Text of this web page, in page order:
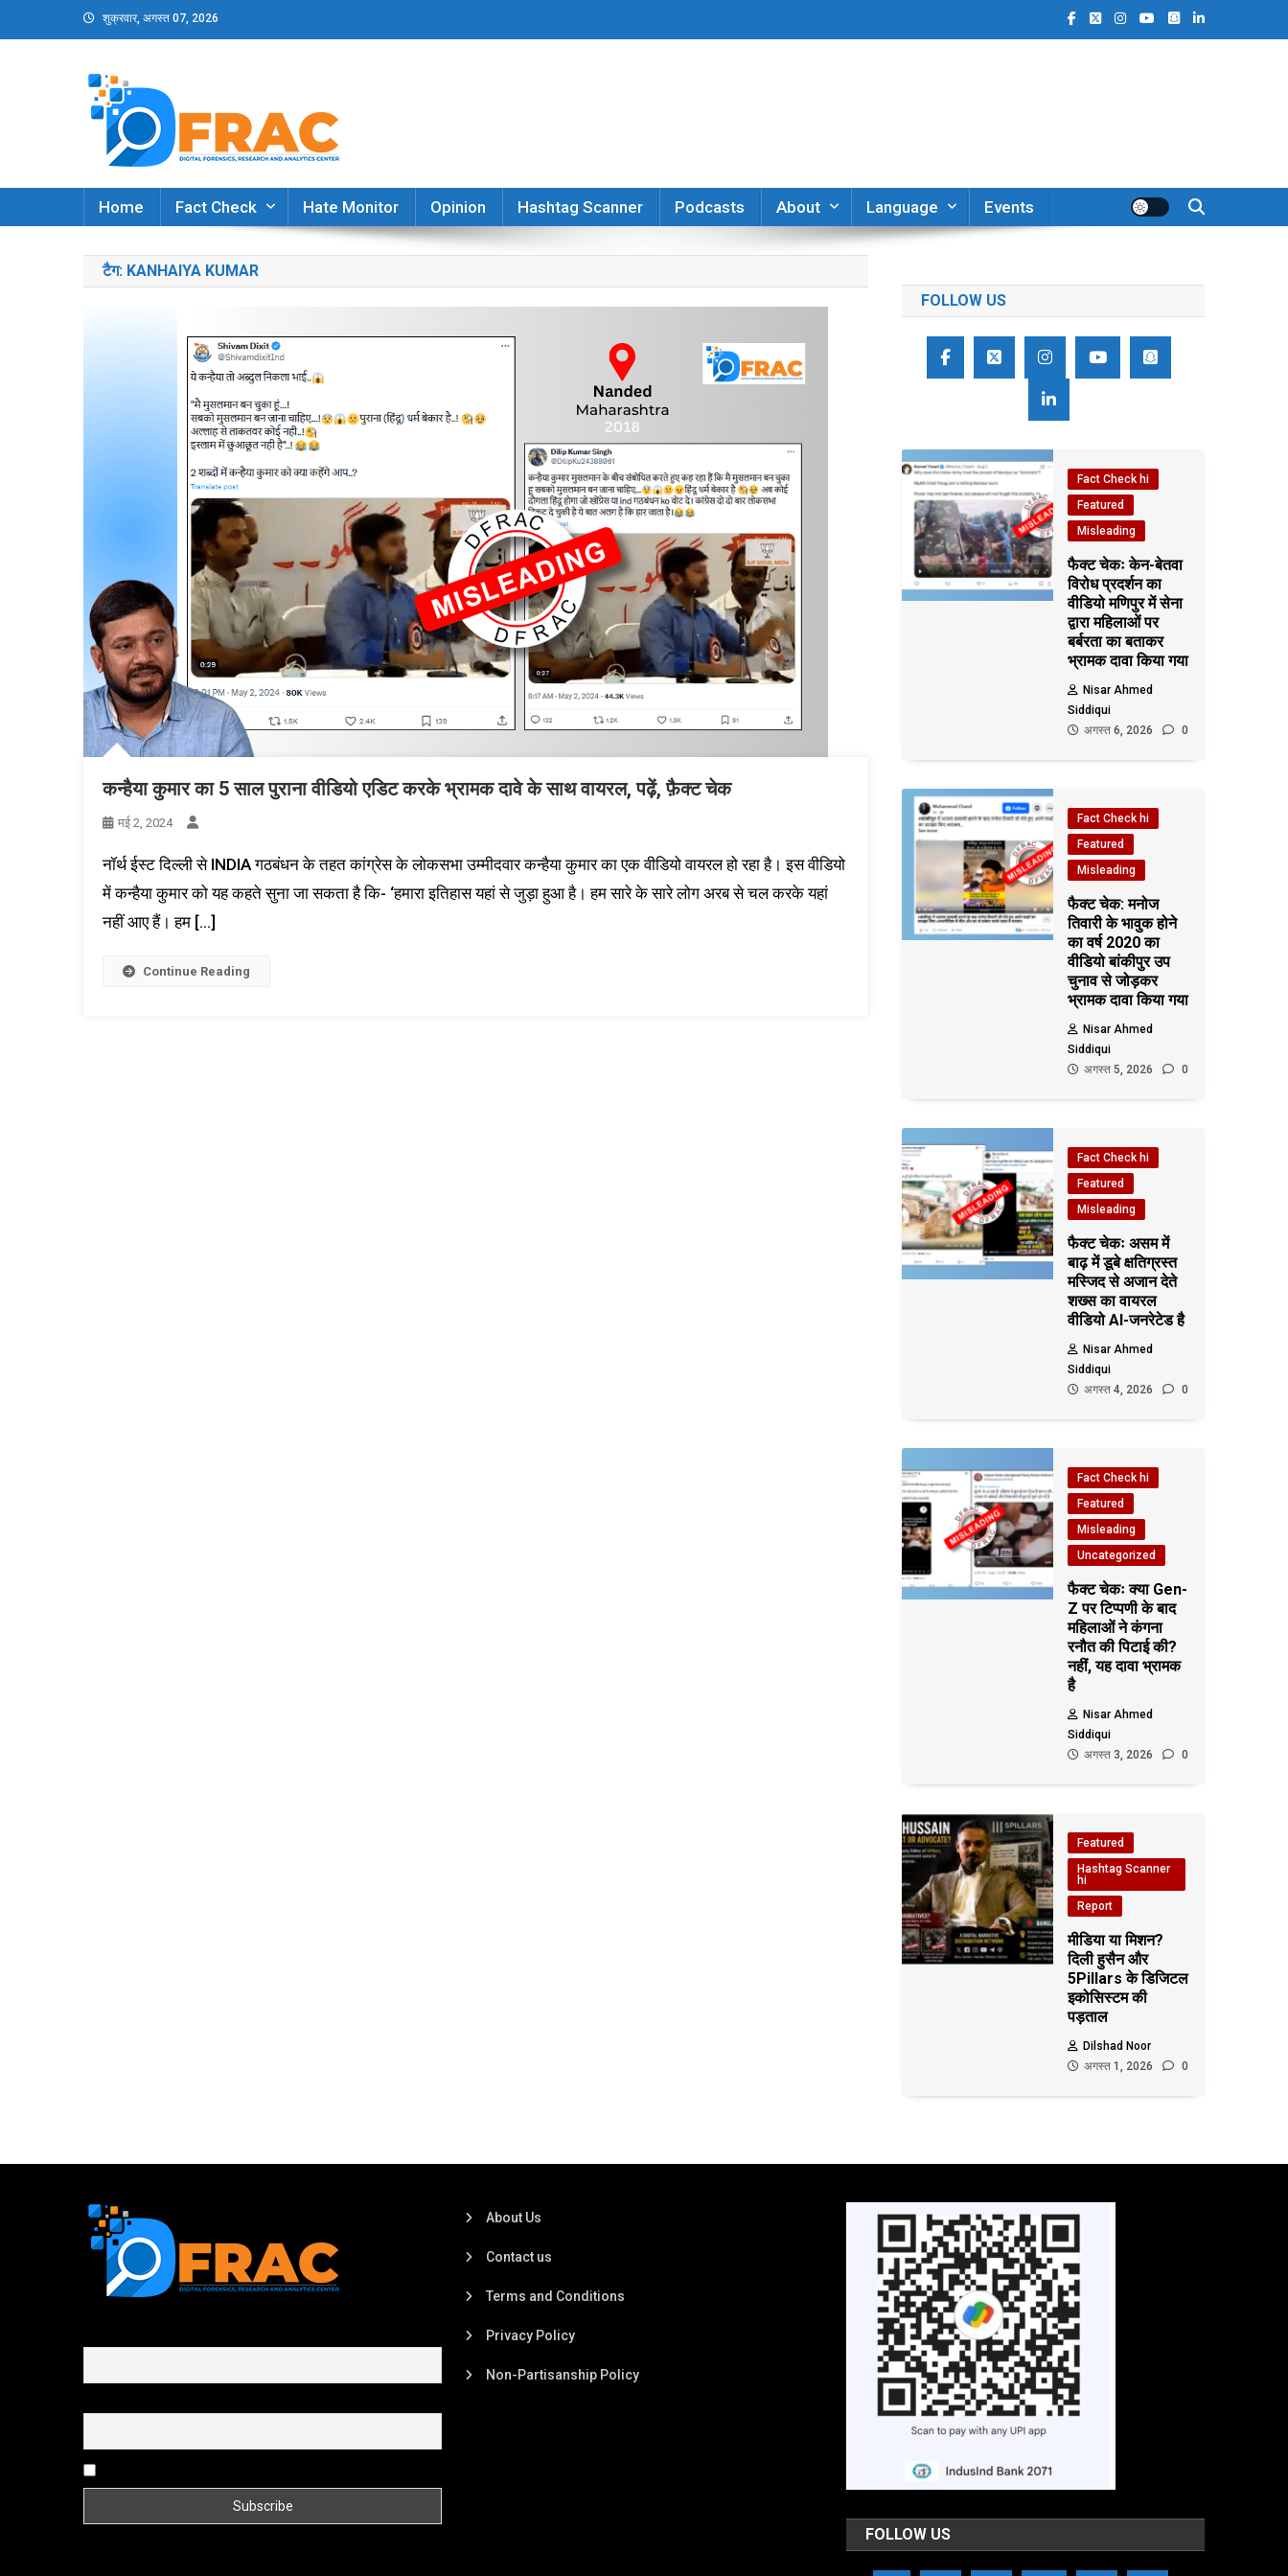
to
शुक्रवार, अगस्त 07, 2026
DFRAC_ORG
Digital Forensics, Research and Analytics Center
Home
Fact Check Hate Monitor Opinion Hashtag Scanner Podcasts About Language Events
टैग: KANHAIYA KUMAR
कन्हैया कुमार का 5 साल पुराना वीडियो एडिट करके भ्रामक दावे के साथ वायरल, पढ़ें, फ़ैक्ट चेक
मई 2, 2024
नॉर्थ ईस्ट दिल्ली से INDIA गठबंधन के तहत कांग्रेस के लोकसभा उम्मीदवार कन्हैया कुमार का एक वीडियो वायरल हो रहा है। इस वीडियो
में कन्हैया कुमार को यह कहते सुना जा सकता है कि- ‘हमारा इतिहास यहां से जुड़ा हुआ है। हम सारे के सारे लोग अरब से चल करके यहां
नहीं आए हैं। हम […]
Continue Reading
FOLLOW US
Fact Check hi
Featured
Misleading
फैक्ट चेकः केन-बेतवा
विरोध प्रदर्शन का
वीडियो मणिपुर में सेना
द्वारा महिलाओं पर
बर्बरता का बताकर
भ्रामक दावा किया गया
Nisar Ahmed
Siddiqui
अगस्त 6, 2026
0
Fact Check hi
Featured
Misleading
फैक्ट चेक: मनोज
तिवारी के भावुक होने
का वर्ष 2020 का
वीडियो बांकीपुर उप
चुनाव से जोड़कर
भ्रामक दावा किया गया
Nisar Ahmed
Siddiqui
अगस्त 5, 2026
0
Fact Check hi
Featured
Misleading
फैक्ट चेकः असम में
बाढ़ में डूबे क्षतिग्रस्त
मस्जिद से अजान देते
शख्स का वायरल
वीडियो AI-जनरेटेड है
Nisar Ahmed
Siddiqui
अगस्त 4, 2026
0
Fact Check hi
Featured
Misleading
Uncategorized
फैक्ट चेकः क्या Gen-
Z पर टिप्पणी के बाद
महिलाओं ने कंगना
रनौत की पिटाई की?
नहीं, यह दावा भ्रामक
है
Nisar Ahmed
Siddiqui
अगस्त 3, 2026
0
Featured
Hashtag Scanner
hi
Report
मीडिया या मिशन?
दिली हुसैन और
5Pillars के डिजिटल
इकोसिस्टम की
पड़ताल
Dilshad Noor
अगस्त 1, 2026
0
About Us
Contact us
Terms and Conditions
Privacy Policy
Non-Partisanship Policy
FOLLOW US